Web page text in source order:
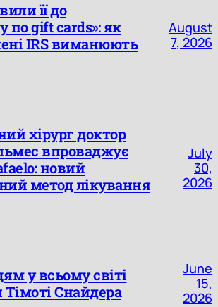
її до
по gift cards»: як
IRS виманюють
August
7, 2026
хірург доктор
впроваджує
новий
метод лікування
July
30,
2026
у всьому світі
Снайдера
June
15,
2026